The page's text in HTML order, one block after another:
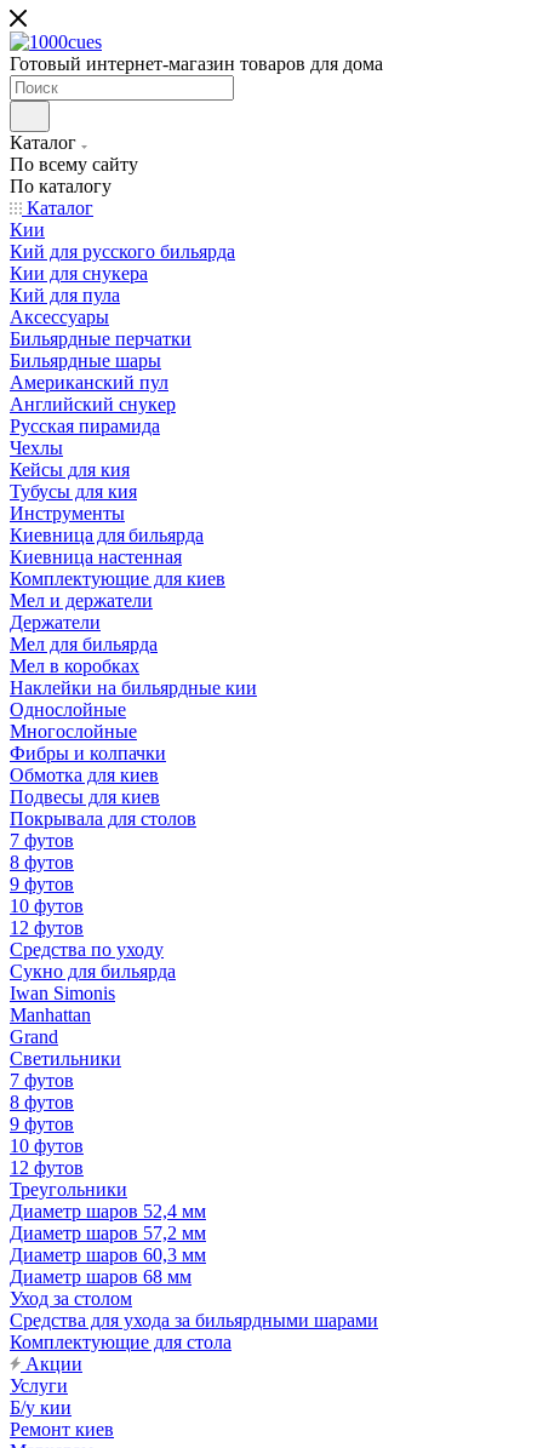
Готовый интернет-магазин товаров для дома
Каталог
По всему сайту
По каталогу
Каталог
Кии
Кий для русского бильярда
Кии для снукера
Кий для пула
Аксессуары
Бильярдные перчатки
Бильярдные шары
Американский пул
Английский снукер
Русская пирамида
Чехлы
Кейсы для кия
Тубусы для кия
Инструменты
Киевница для бильярда
Киевница настенная
Комплектующие для киев
Мел и держатели
Держатели
Мел для бильярда
Мел в коробках
Наклейки на бильярдные кии
Однослойные
Многослойные
Фибры и колпачки
Обмотка для киев
Подвесы для киев
Покрывала для столов
7 футов
8 футов
9 футов
10 футов
12 футов
Средства по уходу
Сукно для бильярда
Iwan Simonis
Manhattan
Grand
Светильники
7 футов
8 футов
9 футов
10 футов
12 футов
Треугольники
Диаметр шаров 52,4 мм
Диаметр шаров 57,2 мм
Диаметр шаров 60,3 мм
Диаметр шаров 68 мм
Уход за столом
Средства для ухода за бильярдными шарами
Комплектующие для стола
Акции
Услуги
Б/у кии
Ремонт киев